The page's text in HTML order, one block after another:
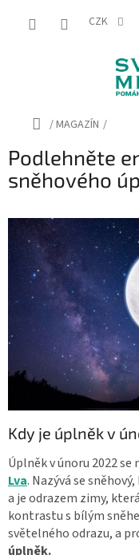
CZK
Domů
/MAGAZÍN /
Podlehněte
sněhového
Kdy je úplněk v
Úplněk v únoru 2022
Lva. Nazývá se
a je odrazem zimy,
kontrastu s bílým
světelného odrazu, a
úplněk.